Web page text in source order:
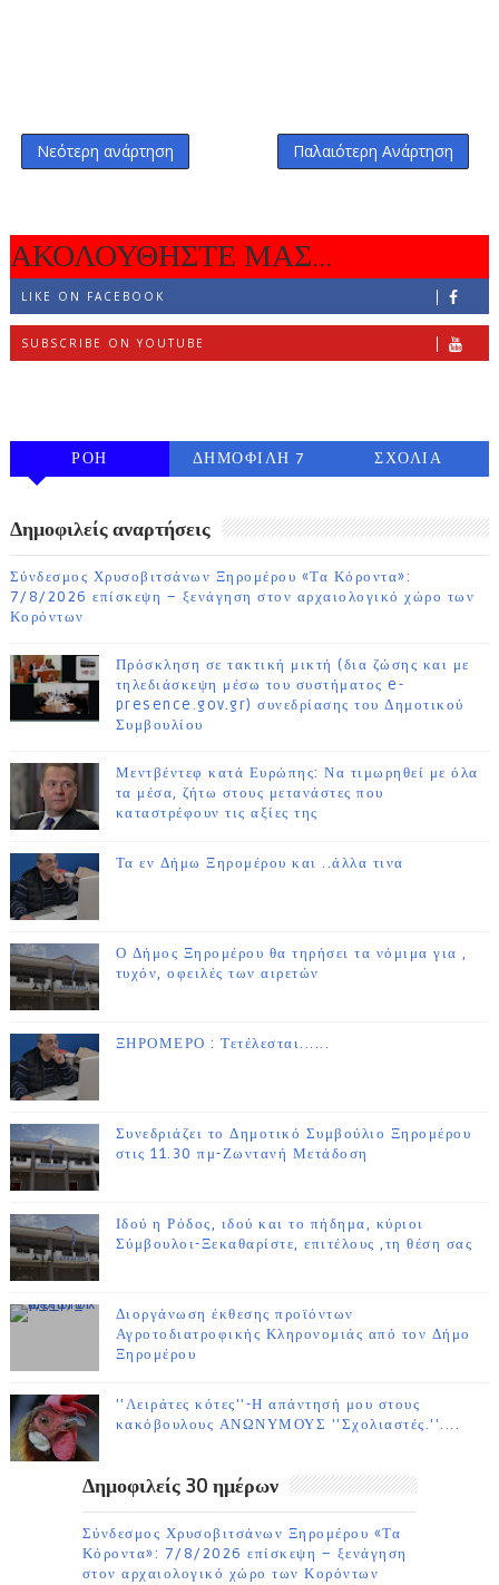
Νεότερη ανάρτηση Παλαιότερη Ανάρτηση
ΑΚΟΛΟΥΘΗΣΤΕ ΜΑΣ...
LIKE ON FACEBOOK
SUBSCRIBE ON YOUTUBE
ΡΟΗ
ΔΗΜΟΦΙΛΗ 7
ΣΧΟΛΙΑ
Δημοφιλείς αναρτήσεις
Σύνδεσμος Χρυσοβιτσάνων Ξηρομέρου «Τα Κόροντα»:
7/8/2026 επίσκεψη – ξενάγηση στον αρχαιολογικό χώρο των
Κορόντων
Πρόσκληση σε τακτική μικτή (δια ζώσης και με
τηλεδιάσκεψη μέσω του συστήματος e-
presence.gov.gr) συνεδρίασης του Δημοτικού
Συμβουλίου
Μεντβέντεφ κατά Ευρώπης: Να τιμωρηθεί με όλα
τα μέσα, ζήτω στους μετανάστες που
καταστρέφουν τις αξίες της
Τα εν Δήμω Ξηρομέρου και ..άλλα τινα
Ο Δήμος Ξηρομέρου θα τηρήσει τα νόμιμα για ,
τυχόν, οφειλές των αιρετών
ΞΗΡΟΜΕΡΟ : Τετέλεσται......
Συνεδριάζει το Δημοτικό Συμβούλιο Ξηρομέρου
στις 11.30 πμ-Ζωντανή Μετάδοση
Ιδού η Ρόδος, ιδού και το πήδημα, κύριοι
Σύμβουλοι-Ξεκαθαρίστε, επιτέλους ,τη θέση σας
Διοργάνωση έκθεσης προϊόντων
Αγροτοδιατροφικής Κληρονομιάς από τον Δήμο
Ξηρομέρου
''Λειράτες κότες''-Η απάντησή μου στους
κακόβουλους ΑΝΩΝΥΜΟΥΣ ''Σχολιαστές.''....
Δημοφιλείς 30 ημέρων
Σύνδεσμος Χρυσοβιτσάνων Ξηρομέρου «Τα
Κόροντα»: 7/8/2026 επίσκεψη – ξενάγηση
στον αρχαιολογικό χώρο των Κορόντων